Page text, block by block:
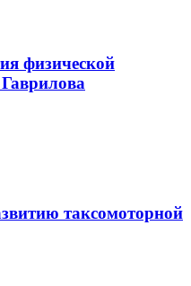
физической
таксомоторной